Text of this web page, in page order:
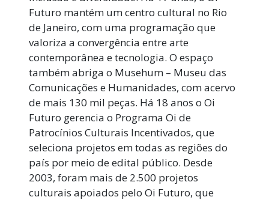
Futuro mantém um centro cultural no Rio
de Janeiro, com uma programação que
valoriza a convergência entre arte
contemporânea e tecnologia. O espaço
também abriga o Musehum – Museu das
Comunicações e Humanidades, com acervo
de mais 130 mil peças. Há 18 anos o Oi
Futuro gerencia o Programa Oi de
Patrocínios Culturais Incentivados, que
seleciona projetos em todas as regiões do
país por meio de edital público. Desde
2003, foram mais de 2.500 projetos
culturais apoiados pelo Oi Futuro, que